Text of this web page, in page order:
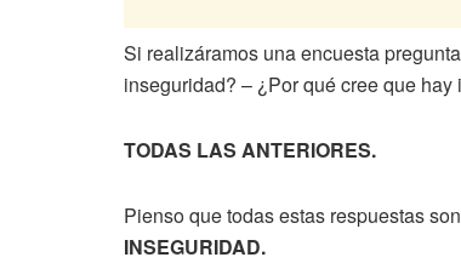
Si realizáramos una encuesta
inseguridad? – ¿Por qué cree que
TODAS LAS ANTERIORES.
Pienso que todas estas respuestas
INSEGURIDAD.